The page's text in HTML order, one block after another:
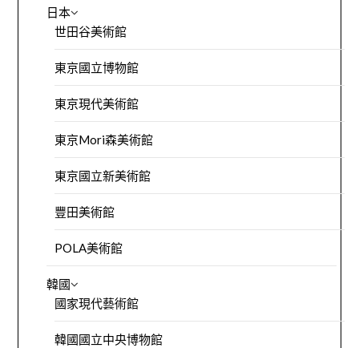
日本
世田谷美術館
東京國立博物館
東京現代美術館
東京Mori森美術館
東京國立新美術館
豐田美術館
POLA美術館
韓國
國家現代藝術館
韓國國立中央博物館